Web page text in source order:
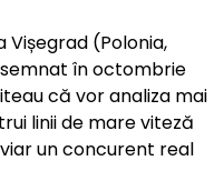
(Polonia,
semnat în octombrie
că vor analiza mai
linii de mare viteză
un concurent real